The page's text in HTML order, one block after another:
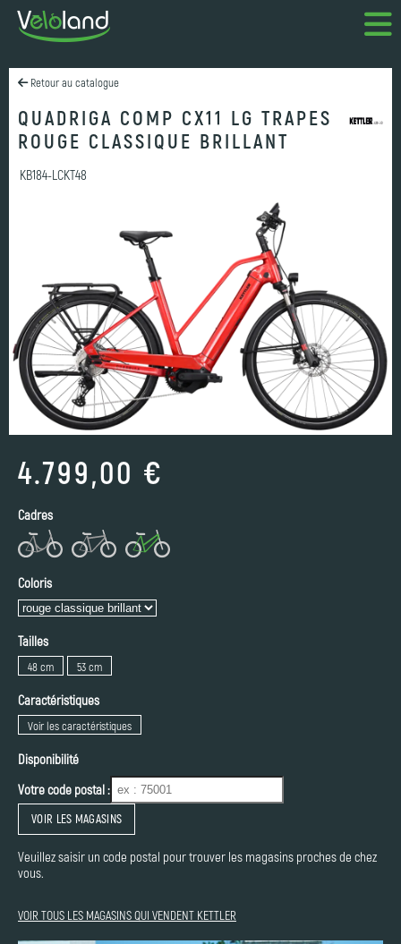
Retour au catalogue
QUADRIGA COMP CX11 LG TRAPES
ROUGE CLASSIQUE BRILLANT
KB184-LCKT48
4.799,00 €
Cadres
Coloris
Tailles
48 cm 53 cm
Caractéristiques
Voir les caractéristiques
Disponibilité
Votre code postal :
VOIR LES MAGASINS
Veuillez saisir un code postal pour trouver les magasins proches de chez
vous.
VOIR TOUS LES MAGASINS QUI VENDENT KETTLER